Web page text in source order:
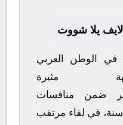
يلا شووت
الوطن العربي
مثيرة
ضمن منافسات
، في لقاء مرتقب